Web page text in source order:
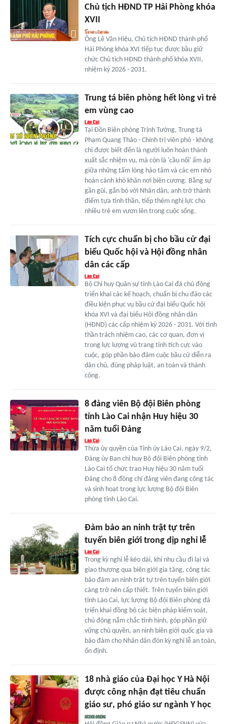
Chủ tịch HĐND TP Hải Phòng khóa
XVII
Ông Lê Văn Hiệu, Chủ tịch HĐND thành phố
Hải Phòng khóa XVI tiếp tục được bầu giữ
chức Chủ tịch HĐND thành phố khóa XVII,
nhiệm kỳ 2026 - 2031.
Trung tá biên phòng hết lòng vì trẻ
em vùng cao
Tại Đồn Biên phòng Trịnh Tường, Trung tá
Phạm Quang Thảo - Chính trị viên phó - không
chỉ được biết đến là người luôn hoàn thành
xuất sắc nhiệm vụ, mà còn là 'cầu nối' ấm áp
giữa những tấm lòng hảo tâm và các em nhỏ
hoàn cảnh khó khăn nơi biên cương. Bằng sự
gần gũi, gắn bó với Nhân dân, anh trở thành
điểm tựa tinh thần, tiếp thêm nghị lực cho
nhiều trẻ em vươn lên trong cuộc sống.
Tích cực chuẩn bị cho bầu cử đại
biểu Quốc hội và Hội đồng nhân
dân các cấp
Bộ Chỉ huy Quân sự tỉnh Lào Cai đã chủ động
triển khai các kế hoạch, chuẩn bị chu đáo các
điều kiện phục vụ bầu cử đại biểu Quốc hội
khóa XVI và đại biểu Hội đồng nhân dân
(HĐND) các cấp nhiệm kỳ 2026 - 2031. Với tinh
thần trách nhiệm cao, các cơ quan, đơn vị
trong lực lượng vũ trang tỉnh tích cực vào
cuộc, góp phần bảo đảm cuộc bầu cử diễn ra
dân chủ, đúng pháp luật, an toàn và thành
công.
8 đảng viên Bộ đội Biên phòng
tỉnh Lào Cai nhận Huy hiệu 30
năm tuổi Đảng
Thừa ủy quyền của Tỉnh ủy Lào Cai, ngày 9/2,
Đảng ủy Ban chỉ huy Bộ đội Biên phòng tỉnh
Lào Cai tổ chức trao Huy hiệu 30 năm tuổi
Đảng cho 8 đồng chí đảng viên đang công tác
và sinh hoạt trong lực lượng Bộ đội Biên
phòng tỉnh Lào Cai.
Đảm bảo an ninh trật tự trên
tuyến biên giới trong dịp nghỉ lễ
Trong kỳ nghỉ lễ kéo dài, khi nhu cầu đi lại và
giao thương qua biên giới gia tăng, công tác
bảo đảm an ninh trật tự trên tuyến biên giới
càng trở nên cấp thiết. Trên tuyến biên giới
tỉnh Lào Cai, lực lượng Bộ đội Biên phòng đã
triển khai đồng bộ các biện pháp kiểm soát,
chủ động nắm chắc tình hình, góp phần giữ
vững chủ quyền, an ninh biên giới quốc gia và
bảo đảm cho Nhân dân đón kỳ nghỉ lễ an toàn,
ổn định.
18 nhà giáo của Đại học Y Hà Nội
được công nhận đạt tiêu chuẩn
giáo sư, phó giáo sư ngành Y học